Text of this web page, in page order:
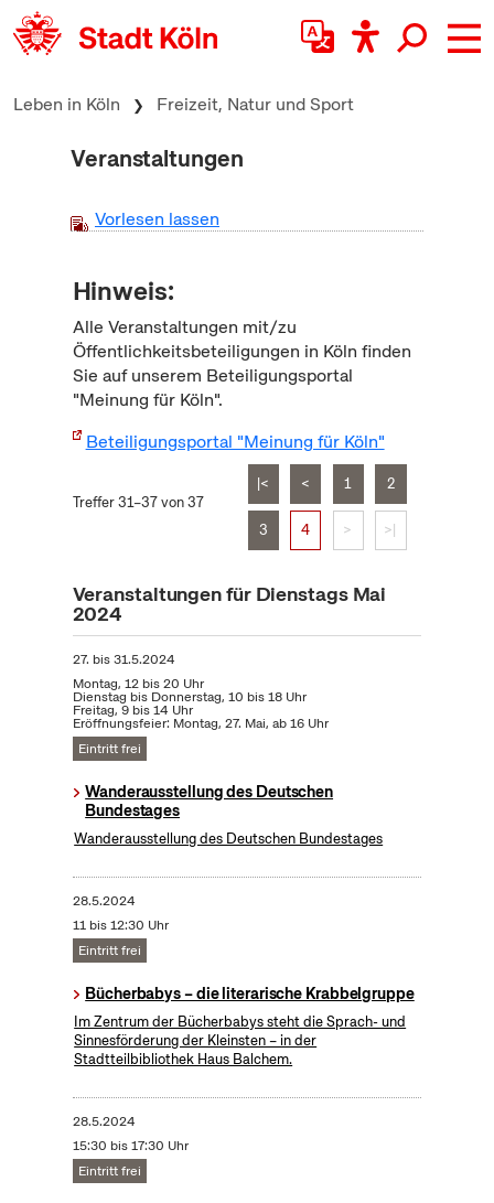
zum Inhalt springen
Leben in Köln Freizeit, Natur und Sport
Veranstaltungen
Vorlesen lassen
Hinweis:
Alle Veranstaltungen mit/zu
Öffentlichkeitsbeteiligungen in Köln finden
Sie auf unserem Beteiligungsportal
"Meinung für Köln".
Beteiligungsportal "Meinung für Köln"
Treffer 31–37 von 37
|< < 1 2
3 4 > >|
Veranstaltungen für Dienstags Mai
2024
27. bis31.5.2024
Montag, 12 bis 20 Uhr
Dienstag bis Donnerstag, 10 bis 18 Uhr
Freitag, 9 bis 14 Uhr
Eröffnungsfeier: Montag, 27. Mai, ab 16 Uhr
Eintritt frei
Wanderausstellung des Deutschen
Bundestages
Wanderausstellung des Deutschen Bundestages
28.5.2024
11 bis 12:30 Uhr
Eintritt frei
Bücherbabys – die literarische Krabbelgruppe
Im Zentrum der Bücherbabys steht die Sprach- und
Sinnesförderung der Kleinsten – in der
Stadtteilbibliothek Haus Balchem.
28.5.2024
15:30 bis 17:30 Uhr
Eintritt frei